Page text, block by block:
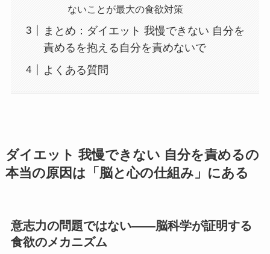
ないことが最大の食欲対策
まとめ：ダイエット 我慢できない 自分を
責めるを抱える自分を責めないで
よくある質問
ダイエット 我慢できない 自分を責めるの
本当の原因は「脳と心の仕組み」にある
意志力の問題ではない——脳科学が証明する
食欲のメカニズム